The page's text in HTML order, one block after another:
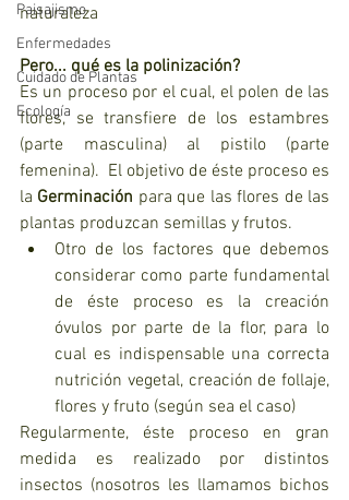
Paisajismo
Enfermedades
Cuidado de Plantas
Ecología
naturaleza
Pero... qué es la polinización?
Es un proceso por el cual, el polen de las
flores, se transfiere de los estambres
(parte masculina) al pistilo (parte
femenina).  El objetivo de éste proceso es
la Germinación para que las flores de las
plantas produzcan semillas y frutos.
Otro de los factores que debemos
considerar como parte fundamental
de éste proceso es la creación
óvulos por parte de la flor, para lo
cual es indispensable una correcta
nutrición vegetal, creación de follaje,
flores y fruto (según sea el caso)
Regularmente, éste proceso en gran
medida es realizado por distintos
insectos (nosotros les llamamos bichos